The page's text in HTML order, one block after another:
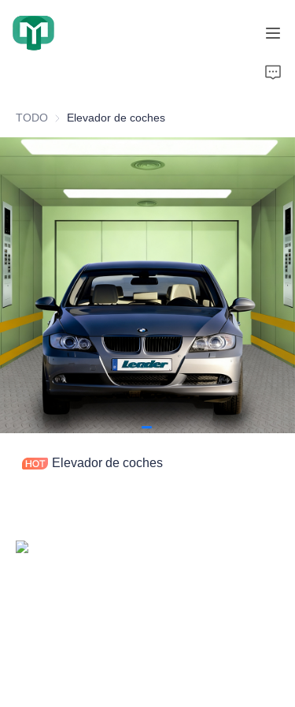
TODO Elevador de coches
Elevador de coches
Casos de Cooperación
Calificaciones Honorarias
Visualización de video
Noticias
Contacto